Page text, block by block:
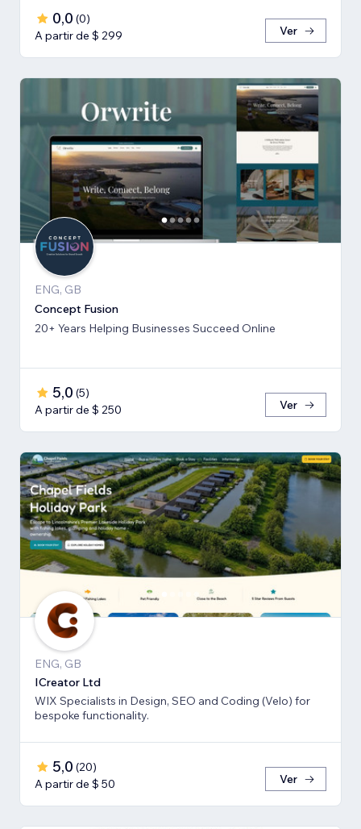
0,0 (0)
A partir de $ 299
Ver
ENG, GB
Concept Fusion
20+ Years Helping Businesses Succeed Online
5,0 (5)
A partir de $ 250
Ver
ENG, GB
ICreator Ltd
WIX Specialists in Design, SEO and Coding (Velo) for
bespoke functionality.
5,0 (20)
A partir de $ 50
Ver